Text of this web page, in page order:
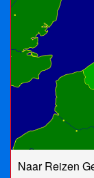
Naar Reizen